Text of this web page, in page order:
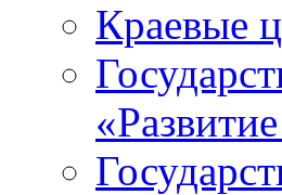
Краевые